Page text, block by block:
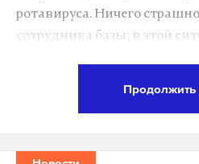
ротавируса. Ничего
сотрудника базы, в этой
Продолжить